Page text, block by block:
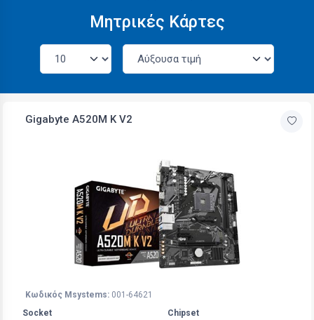
Μητρικές Κάρτες
Gigabyte A520M K V2
Κωδικός Msystems: 001-64621
Socket
Chipset